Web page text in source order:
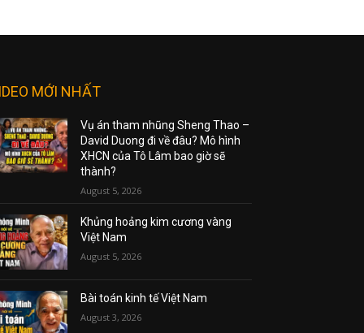
MỚI NHẤT
Vụ án tham nhũng Sheng Thao –
David Duong đi về đâu? Mô hình
XHCN của Tô Lâm bao giờ sẽ
thành?
August 5, 2026
Khủng hoảng kim cương vàng
Việt Nam
August 5, 2026
Bài toán kinh tế Việt Nam
August 3, 2026